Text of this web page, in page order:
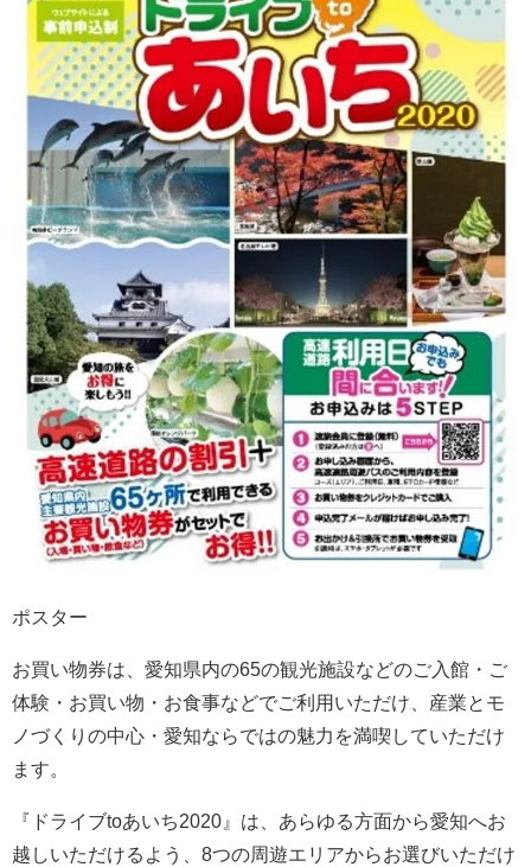
ポスター
お買い物券は、愛知県内の65の観光施設などのご入館・ご
体験・お買い物・お食事などでご利用いただけ、産業とモ
ノづくりの中心・愛知ならではの魅力を満喫していただけ
ます。
『ドライブtoあいち2020』は、あらゆる方面から愛知へお
越しいただけるよう、8つの周遊エリアからお選びいただけ